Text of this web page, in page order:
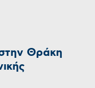
στην Θράκη